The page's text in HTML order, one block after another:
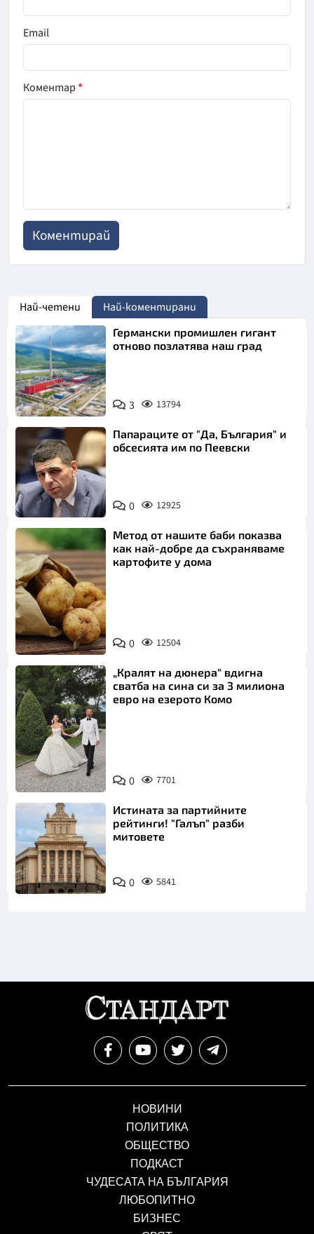
Email
Коментар*
Най-четени Най-коментирани
Германски промишлен гигант
отново позлатява наш град
3 13794
Папараците от "Да, България" и
обсесията им по Пеевски
0 12925
Снимка:
Пиксабей
Метод от нашите баби показва
как най-добре да съхраняваме
картофите у дома
0 12504
Снимка:
Инстаграм
„Кралят на дюнера“ вдигна
сватба на сина си за 3 милиона
евро на езерото Комо
0 7701
Истината за партийните
рейтинги! "Галъп" разби
митовете
0 5841
НОВИНИ
ПОЛИТИКА
ОБЩЕСТВО
ПОДКАСТ
ЧУДЕСАТА НА БЪЛГАРИЯ
ЛЮБОПИТНО
БИЗНЕС